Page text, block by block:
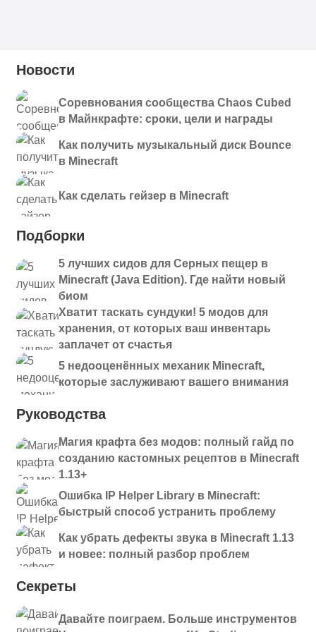
villagesandpillages-
villagesandpillages-
fabric-mc1.19.2-1.0.0.jar
1.19.2 Скачать
Новости
Соревнования сообщества Chaos Cubed
в Майнкрафте: сроки, цели и награды
Как получить музыкальный диск Bounce
в Minecraft
Как сделать гейзер в Minecraft
Подборки
5 лучших сидов для Серных пещер в
Minecraft (Java Edition). Где найти новый
биом
Хватит таскать сундуки! 5 модов для
хранения, от которых ваш инвентарь
заплачет от счастья
5 недооценённых механик Minecraft,
которые заслуживают вашего внимания
Руководства
Магия крафта без модов: полный гайд по
созданию кастомных рецептов в Minecraft
1.13+
Ошибка IP Helper Library в Minecraft:
быстрый способ устранить проблему
Как убрать дефекты звука в Minecraft 1.13
и новее: полный разбор проблем
Секреты
Давайте поиграем. Больше инструментов